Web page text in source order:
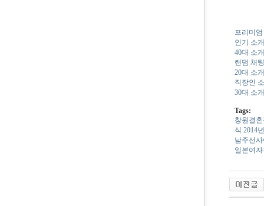
프리미
인기 소
40대 소
랜덤 채
20대 소
직장인
30대 소
Tags:
창원결
식 2­0­1­4­
남­주­선­
일­본­여­